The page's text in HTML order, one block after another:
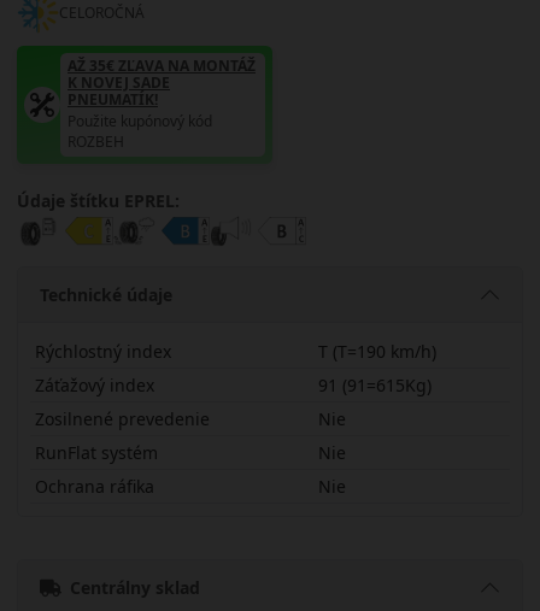
CELOROČNÁ
AŽ 35€ ZĽAVA NA MONTÁŽ
K NOVEJ SADE
PNEUMATÍK!
Použite kupónový kód
ROZBEH
Údaje štítku EPREL:
Technické údaje
Rýchlostný index
T (T=190 km/h)
Záťažový index
91 (91=615Kg)
Zosilnené prevedenie
Nie
RunFlat systém
Nie
Ochrana ráfika
Nie
Centrálny sklad